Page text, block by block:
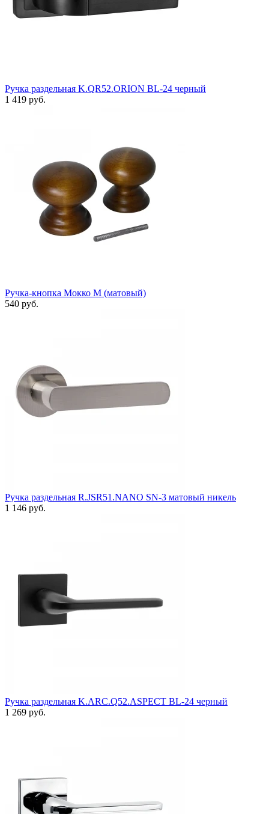
Ручка раздельная K.QR52.ORION BL-24 черный
1 419 руб.
Ручка-кнопка Мокко М (матовый)
540 руб.
Ручка раздельная R.JSR51.NANO SN-3 матовый никель
1 146 руб.
Ручка раздельная K.ARC.Q52.ASPECT BL-24 черный
1 269 руб.